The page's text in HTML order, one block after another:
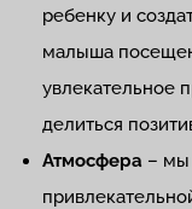
ребенку и
малыша
увлекательное
делиться
Атмосфера – мы